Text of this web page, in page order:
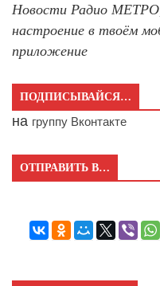
Новости Радио
настроение в твоём
приложение
ПОДПИСЫВАЙСЯ…
на группу Вконтакте
ОТПРАВИТЬ В…